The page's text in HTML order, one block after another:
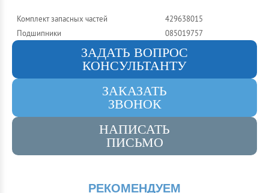
Комплект запасных частей
429638015
Подшипники
085019757
ЗАДАТЬ ВОПРОС
КОНСУЛЬТАНТУ
ЗАКАЗАТЬ
ЗВОНОК
НАПИСАТЬ
ПИСЬМО
РЕКОМЕНДУЕМ